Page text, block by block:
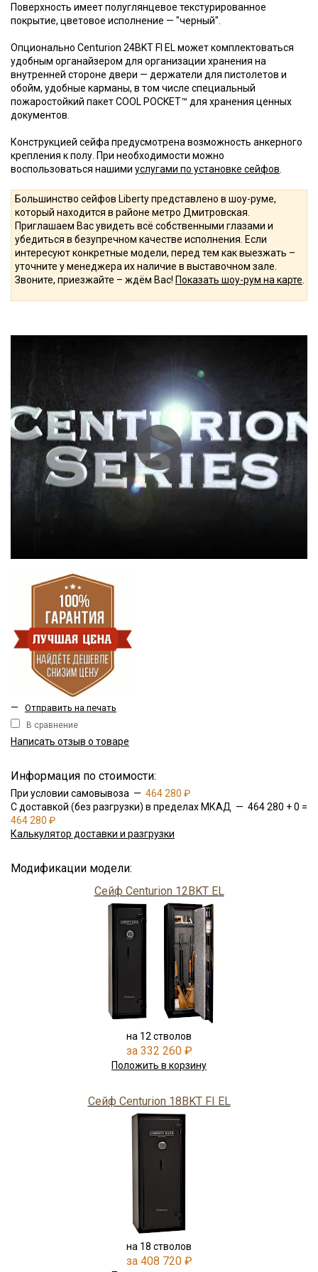
Поверхность имеет полуглянцевое текстурированное
покрытие, цветовое исполнение — "черный".
Опционально Centurion 24BKT FI EL может комплектоваться
удобным органайзером для организации хранения на
внутренней стороне двери — держатели для пистолетов и
обойм, удобные карманы, в том числе специальный
пожаростойкий пакет COOL POCKET™ для хранения ценных
документов.
Конструкцией сейфа предусмотрена возможность анкерного
крепления к полу. При необходимости можно
воспользоваться нашими услугами по установке сейфов
Большинство сейфов Liberty представлено в шоу-руме,
который находится в районе метро Дмитровская.
Приглашаем Вас увидеть всё собственными глазами и
убедиться в безупречном качестве исполнения. Если
интересуют конкретные модели, перед тем как выезжать –
уточните у менеджера их наличие в выставочном зале.
Звоните, приезжайте – ждём Вас! Показать шоу-рум на карте
— Отправить на печать
В сравнение
Написать отзыв о товаре
Информация по стоимости:
При условии самовывоза — 464 280 ₽
С доставкой (без разгрузки) в пределах МКАД — 464 280 + 0 =
464 280 ₽
Калькулятор доставки и разгрузки
Модификации модели:
Сейф Centurion 12BKT EL
на 12 стволов
за 332 260 ₽
Положить в корзину
Сейф Centurion 18BKT FI EL
на 18 стволов
за 408 720 ₽